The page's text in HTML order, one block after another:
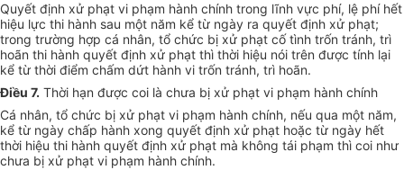
Quyết định xử phạt vi phạm hành chính trong lĩnh vực phí, lệ phí hết
hiệu lực thi hành sau một năm kể từ ngày ra quyết định xử phạt;
trong trường hợp cá nhân, tổ chức bị xử phạt cố tình trốn tránh, trì
hoãn thi hành quyết định xử phạt thì thời hiệu nói trên được tính lại
kể từ thời điểm chấm dứt hành vi trốn tránh, trì hoãn.
Điều 7. Thời hạn được coi là chưa bị xử phạt vi phạm hành chính
Cá nhân, tổ chức bị xử phạt vi phạm hành chính, nếu qua một năm,
kể từ ngày chấp hành xong quyết định xử phạt hoặc từ ngày hết
thời hiệu thi hành quyết định xử phạt mà không tái phạm thì coi như
chưa bị xử phạt vi phạm hành chính.